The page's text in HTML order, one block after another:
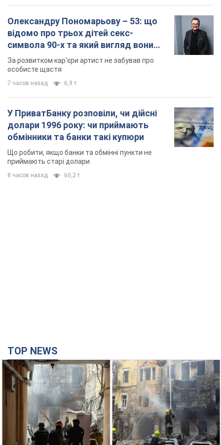
Олександру Пономарьову – 53: що
відомо про трьох дітей секс-
символа 90-х та який вигляд вони
мають
За розвитком кар'єри артист не забував про
особисте щастя
7 часов назад 6,9 т.
У ПриватБанку розповіли, чи дійсні
долари 1996 року: чи приймають
обмінники та банки такі купюри
Що робити, якщо банки та обмінні пункти не
приймають старі долари
8 часов назад 60,2 т.
TOP NEWS